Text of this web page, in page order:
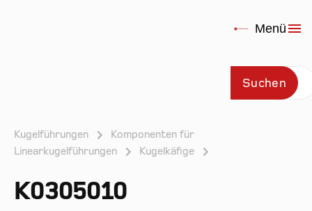
Menü
Suchen
Kugelführungen
Komponenten für
Linearkugelführungen
Kugelkäfige
K0305010